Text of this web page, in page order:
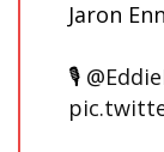
Jaron
🎙